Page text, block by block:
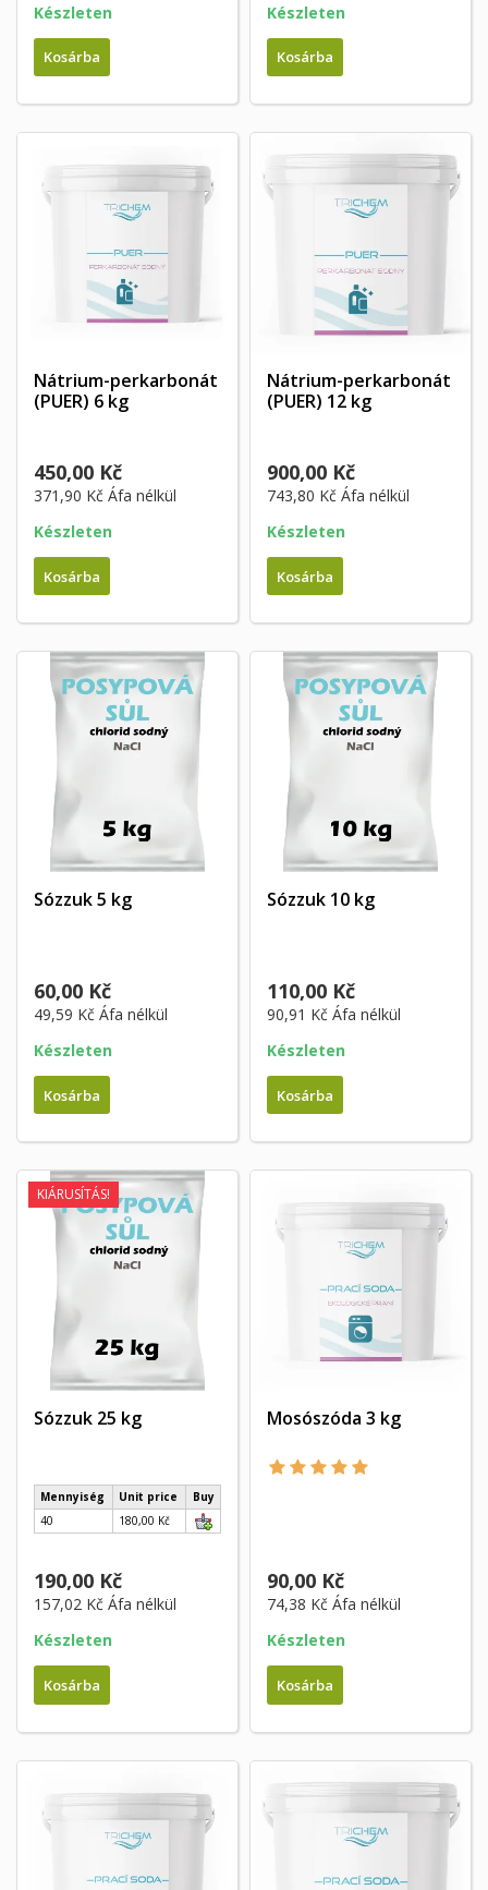
Készleten
Kosárba
Készleten
Kosárba
Nátrium-perkarbonát
(PUER) 6 kg
450,00 Kč
371,90 Kč Áfa nélkül
Készleten
Kosárba
Nátrium-perkarbonát
(PUER) 12 kg
900,00 Kč
743,80 Kč Áfa nélkül
Készleten
Kosárba
Sózzuk 5 kg
60,00 Kč
49,59 Kč Áfa nélkül
Készleten
Kosárba
Sózzuk 10 kg
110,00 Kč
90,91 Kč Áfa nélkül
Készleten
Kosárba
KIÁRUSÍTÁS!
Sózzuk 25 kg
Mennyiség Unit price
Buy
40
180,00 Kč
190,00 Kč
157,02 Kč Áfa nélkül
Készleten
Kosárba
Mosószóda 3 kg
90,00 Kč
74,38 Kč Áfa nélkül
Készleten
Kosárba